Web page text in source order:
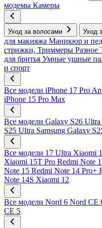
модемы Камеры
Уход за волосами Уход
для макияжа Маникюр и
стрижки, Триммеры Разное
для бритья Умные ушные
и спорт
Все модели iPhone 17 Pro
iPhone 15 Pro Max
Все модели Galaxy S26 Ultra
S25 Ultra Samsung Galaxy
Все модели 17 Ultra Xiaomi
Xiaomi 15T Pro Redmi Note
Note 15 Redmi Note 14 Pro+
Note 14S Xiaomi 12
Все модели Nord 6 Nord CE
CE 5